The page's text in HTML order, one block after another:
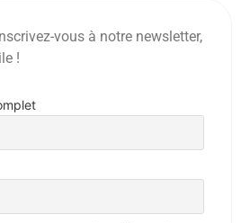
vous à notre newsletter,
!